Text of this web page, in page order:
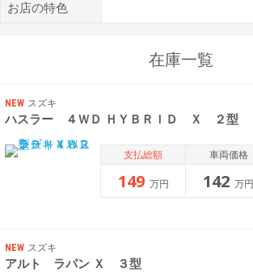
お店の特色
在庫一覧
NEW スズキ
ハスラー ４ＷＤ ＨＹＢＲＩＤ Ｘ ２型
支払総額
149 万円
車両価格
142 万円
NEW スズキ
アルト ラパン Ｘ ３型